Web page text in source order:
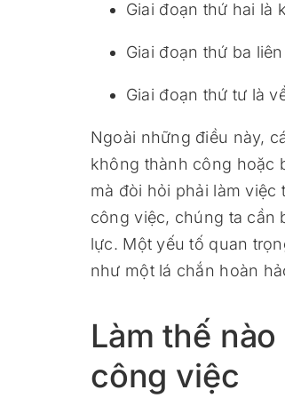
Giai đoạn thứ hai là
Giai đoạn thứ ba
Giai đoạn thứ tư là
Ngoài những điều này,
không thành công hoặc
mà đòi hỏi phải làm
công việc, chúng ta cần
lực. Một yếu tố quan
như một lá chắn hoàn
Làm thế
công việc